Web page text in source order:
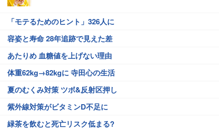
「モテるためのヒント」326人に
容姿と寿命 28年追跡で見えた差
あたりめ 血糖値を上げない理由
体重62kg→82kgに 寺田心の生活
夏のむくみ対策 ツボ&反射区押し
紫外線対策がビタミンD不足に
緑茶を飲むと死亡リスク低まる?